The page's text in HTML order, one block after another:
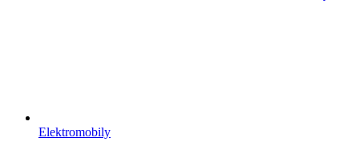
Elektromobily